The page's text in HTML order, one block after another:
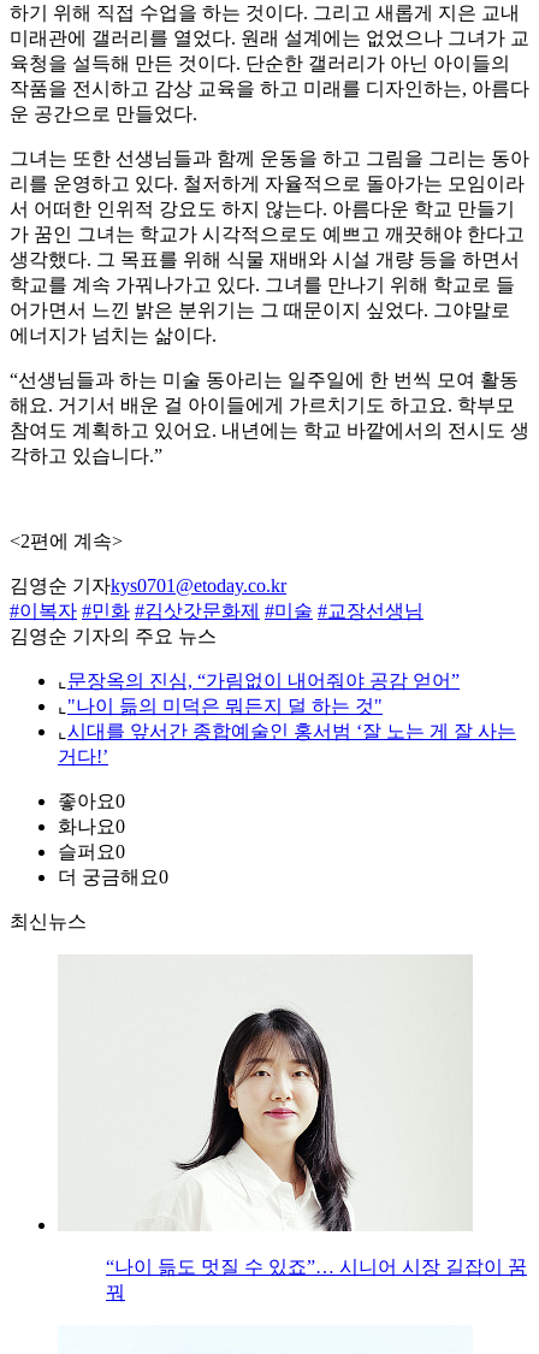
하기 위해 직접 수업을 하는 것이다. 그리고 새롭게 지은 교내
미래관에 갤러리를 열었다. 원래 설계에는 없었으나 그녀가 교
육청을 설득해 만든 것이다. 단순한 갤러리가 아닌 아이들의
작품을 전시하고 감상 교육을 하고 미래를 디자인하는, 아름다
운 공간으로 만들었다.
그녀는 또한 선생님들과 함께 운동을 하고 그림을 그리는 동아
리를 운영하고 있다. 철저하게 자율적으로 돌아가는 모임이라
서 어떠한 인위적 강요도 하지 않는다. 아름다운 학교 만들기
가 꿈인 그녀는 학교가 시각적으로도 예쁘고 깨끗해야 한다고
생각했다. 그 목표를 위해 식물 재배와 시설 개량 등을 하면서
학교를 계속 가꿔나가고 있다. 그녀를 만나기 위해 학교로 들
어가면서 느낀 밝은 분위기는 그 때문이지 싶었다. 그야말로
에너지가 넘치는 삶이다.
“선생님들과 하는 미술 동아리는 일주일에 한 번씩 모여 활동
해요. 거기서 배운 걸 아이들에게 가르치기도 하고요. 학부모
참여도 계획하고 있어요. 내년에는 학교 바깥에서의 전시도 생
각하고 있습니다.”
<2편에 계속>
김영순 기자kys0701@etoday.co.kr
#이복자 #민화 #김삿갓문화제 #미술 #교장선생님
김영순 기자의 주요 뉴스
⌞ 문장옥의 진심, “가림없이 내어줘야 공감 얻어”
⌞ "나이 듦의 미덕은 뭐든지 덜 하는 것"
⌞ 시대를 앞서간 종합예술인 홍서범 ‘잘 노는 게 잘 사는
거다!’
좋아요0
화나요0
슬퍼요0
더 궁금해요0
최신뉴스
“나이 듦도 멋질 수 있죠”… 시니어 시장 길잡이 꿈
꿔